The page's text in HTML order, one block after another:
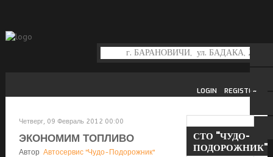
REGISTER
LOGIN
Четверг, 09 Февраль 2012 00:00
ЭКОНОМИМ ТОПЛИВО
Автор Автосервис "Чудо-Подорожник"
СТО "ЧУДО-
ПОДОРОЖНИК"